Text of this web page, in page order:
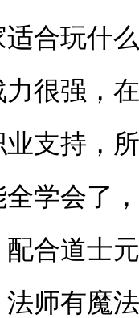
合玩什么
强，在
支持，
学会了
合道士
师有魔